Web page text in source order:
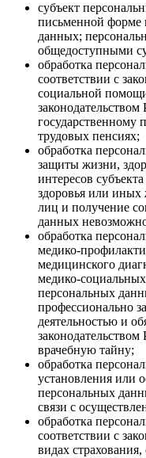
субъект
письменной форме
данных;
общедоступными
обработка
соответствии с
социальной
государственному
трудовых пенсиях;
обработка
защиты жизни,
интересов
здоровья или
лиц и получение
данных
обработка
медико-
медицинского
медико-
персональных
профессионально
деятельностью и
врачебную тайну;
обработка
установления или
персональных
связи с
обработка
соответствии с
видах